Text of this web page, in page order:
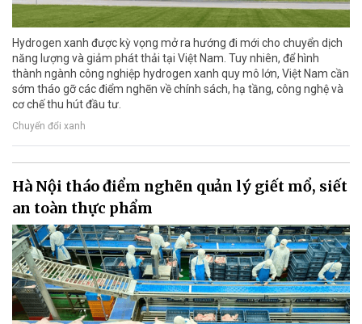
Hydrogen xanh được kỳ vọng mở ra hướng đi mới cho chuyển dịch
năng lượng và giảm phát thải tại Việt Nam. Tuy nhiên, để hình
thành ngành công nghiệp hydrogen xanh quy mô lớn, Việt Nam cần
sớm tháo gỡ các điểm nghẽn về chính sách, hạ tầng, công nghệ và
cơ chế thu hút đầu tư.
Chuyển đổi xanh
Hà Nội tháo điểm nghẽn quản lý giết mổ, siết
an toàn thực phẩm